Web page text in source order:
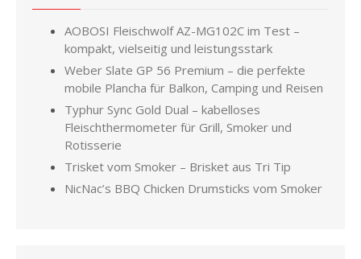
AOBOSI Fleischwolf AZ-MG102C im Test –
kompakt, vielseitig und leistungsstark
Weber Slate GP 56 Premium – die perfekte
mobile Plancha für Balkon, Camping und Reisen
Typhur Sync Gold Dual – kabelloses
Fleischthermometer für Grill, Smoker und
Rotisserie
Trisket vom Smoker – Brisket aus Tri Tip
NicNac’s BBQ Chicken Drumsticks vom Smoker